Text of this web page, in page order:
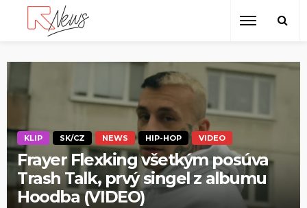
KLIP SK/CZ NEWS HIP-HOP VIDEO
Frayer Flexking všetkým posúva
Trash Talk, prvý singel z albumu
Hoodba (VIDEO)